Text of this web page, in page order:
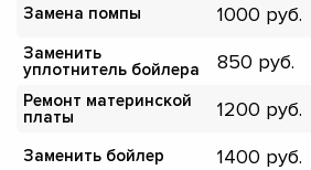
Замена помпы 1000
Заменить
уплотнитель бойлера
850
Ремонт материнской
платы
1200
Заменить бойлер 1400